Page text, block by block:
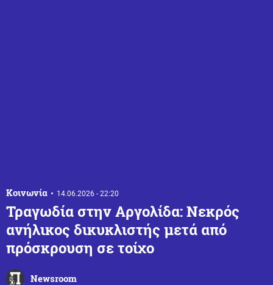
Κοινωνία 14.06.2026 - 22:20
Τραγωδία στην Αργολίδα: Νεκρός
ανήλικος δικυκλιστής μετά από
πρόσκρουση σε τοίχο
Newsroom